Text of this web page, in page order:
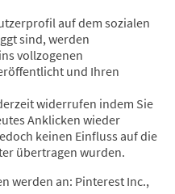
auf dem sozialen
sind, werden
vollzogenen
und Ihren
widerrufen indem Sie
Anklicken wieder
keinen Einfluss auf die
übertragen wurden.
werden an: Pinterest Inc.,